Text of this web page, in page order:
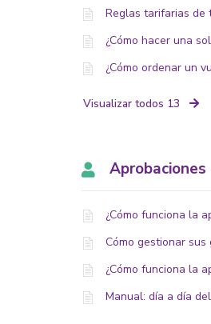
Reglas tarifarias de
¿Cómo hacer una
¿Cómo ordenar un
Visualizar todos 13
Aprobaciones
¿Cómo funciona la
Cómo gestionar
¿Cómo funciona la
Manual: día a día